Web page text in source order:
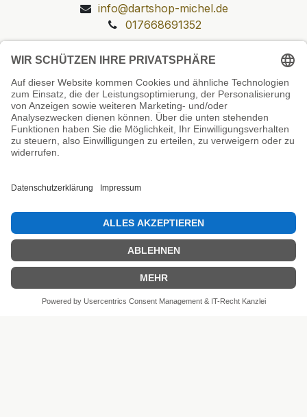
info@dartshop-michel.de
017668691352
Unsere Prüfsiegel